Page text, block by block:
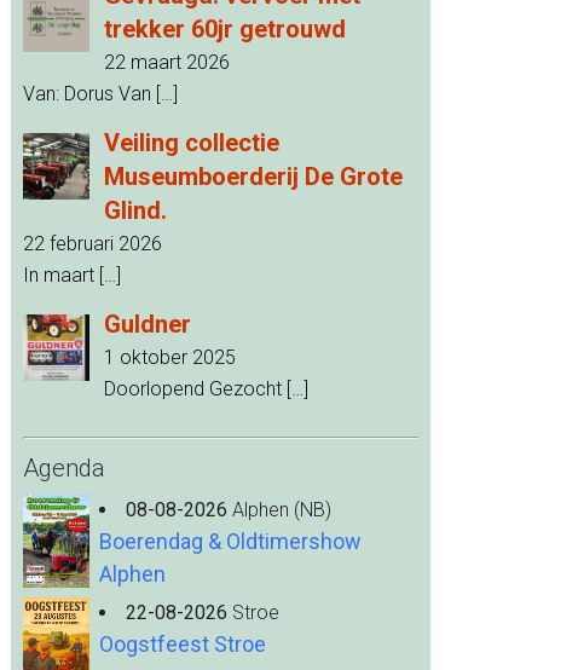
trekker 60jr getrouwd
22 maart 2026
Van: Dorus Van […]
Veiling collectie
Museumboerderij De Grote
Glind.
22 februari 2026
In maart […]
Guldner
1 oktober 2025
Doorlopend Gezocht […]
Agenda
08-08-2026 Alphen (NB)
Boerendag & Oldtimershow
Alphen
22-08-2026 Stroe
Oogstfeest Stroe